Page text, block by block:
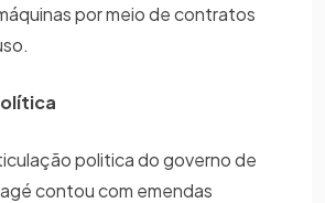
por meio de contratos
politica do governo de
contou com emendas